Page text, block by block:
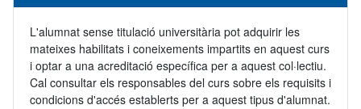
L'alumnat sense titulació universitària pot adquirir les
mateixes habilitats i coneixements impartits en aquest curs
i optar a una acreditació específica per a aquest col·lectiu.
Cal consultar els responsables del curs sobre els requisits i
condicions d'accés establerts per a aquest tipus d'alumnat.